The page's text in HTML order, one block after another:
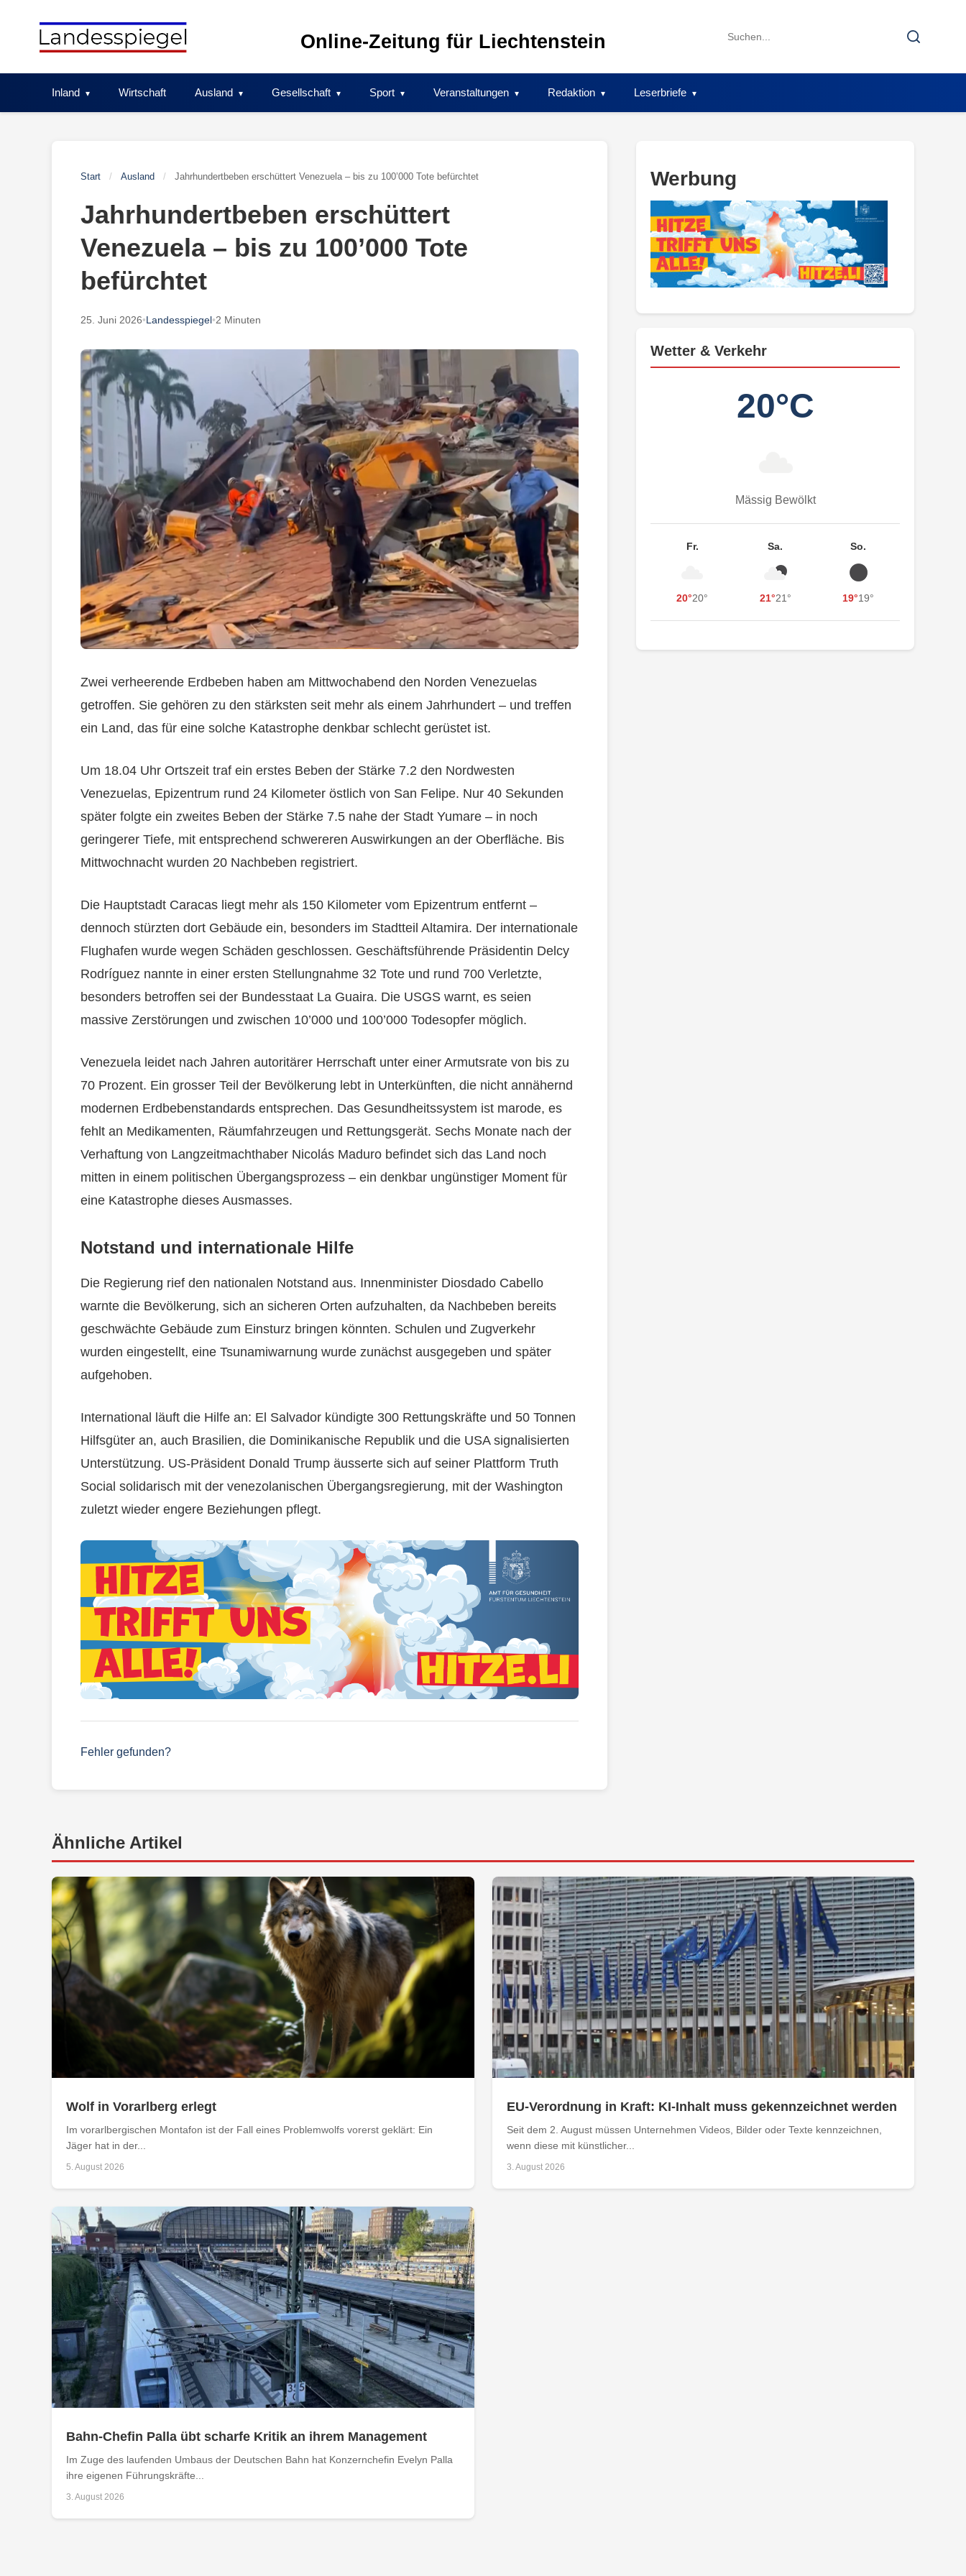
Online-Zeitung für Liechtenstein
Search
Search
Inland Wirtschaft Ausland Gesellschaft Sport Veranstaltungen Redaktion Leserbriefe
Start / Ausland / Jahrhundertbeben erschüttert Venezuela – bis zu 100’000 Tote befürchtet
Jahrhundertbeben erschüttert
Venezuela – bis zu 100’000 Tote
befürchtet
25. Juni 2026•Landesspiegel•2 Minuten
Zwei verheerende Erdbeben haben am Mittwochabend den Norden Venezuelas
getroffen. Sie gehören zu den stärksten seit mehr als einem Jahrhundert – und treffen
ein Land, das für eine solche Katastrophe denkbar schlecht gerüstet ist.
Um 18.04 Uhr Ortszeit traf ein erstes Beben der Stärke 7.2 den Nordwesten
Venezuelas, Epizentrum rund 24 Kilometer östlich von San Felipe. Nur 40 Sekunden
später folgte ein zweites Beben der Stärke 7.5 nahe der Stadt Yumare – in noch
geringerer Tiefe, mit entsprechend schwereren Auswirkungen an der Oberfläche. Bis
Mittwochnacht wurden 20 Nachbeben registriert.
Die Hauptstadt Caracas liegt mehr als 150 Kilometer vom Epizentrum entfernt –
dennoch stürzten dort Gebäude ein, besonders im Stadtteil Altamira. Der internationale
Flughafen wurde wegen Schäden geschlossen. Geschäftsführende Präsidentin Delcy
Rodríguez nannte in einer ersten Stellungnahme 32 Tote und rund 700 Verletzte,
besonders betroffen sei der Bundesstaat La Guaira. Die USGS warnt, es seien
massive Zerstörungen und zwischen 10’000 und 100’000 Todesopfer möglich.
Venezuela leidet nach Jahren autoritärer Herrschaft unter einer Armutsrate von bis zu
70 Prozent. Ein grosser Teil der Bevölkerung lebt in Unterkünften, die nicht annähernd
modernen Erdbebenstandards entsprechen. Das Gesundheitssystem ist marode, es
fehlt an Medikamenten, Räumfahrzeugen und Rettungsgerät. Sechs Monate nach der
Verhaftung von Langzeitmachthaber Nicolás Maduro befindet sich das Land noch
mitten in einem politischen Übergangsprozess – ein denkbar ungünstiger Moment für
eine Katastrophe dieses Ausmasses.
Notstand und internationale Hilfe
Die Regierung rief den nationalen Notstand aus. Innenminister Diosdado Cabello
warnte die Bevölkerung, sich an sicheren Orten aufzuhalten, da Nachbeben bereits
geschwächte Gebäude zum Einsturz bringen könnten. Schulen und Zugverkehr
wurden eingestellt, eine Tsunamiwarnung wurde zunächst ausgegeben und später
aufgehoben.
International läuft die Hilfe an: El Salvador kündigte 300 Rettungskräfte und 50 Tonnen
Hilfsgüter an, auch Brasilien, die Dominikanische Republik und die USA signalisierten
Unterstützung. US-Präsident Donald Trump äusserte sich auf seiner Plattform Truth
Social solidarisch mit der venezolanischen Übergangsregierung, mit der Washington
zuletzt wieder engere Beziehungen pflegt.
Fehler gefunden?
Werbung
Wetter & Verkehr
20°C
Mässig Bewölkt
Fr.
20°20°
Sa.
21°21°
So.
19°19°
Ähnliche Artikel
Wolf in Vorarlberg erlegt
Im vorarlbergischen Montafon ist der Fall eines Problemwolfs vorerst geklärt: Ein
Jäger hat in der...
5. August 2026
EU-Verordnung in Kraft: KI-Inhalt muss gekennzeichnet werden
Seit dem 2. August müssen Unternehmen Videos, Bilder oder Texte kennzeichnen,
wenn diese mit künstlicher...
3. August 2026
Bahn-Chefin Palla übt scharfe Kritik an ihrem Management
Im Zuge des laufenden Umbaus der Deutschen Bahn hat Konzernchefin Evelyn Palla
ihre eigenen Führungskräfte...
3. August 2026